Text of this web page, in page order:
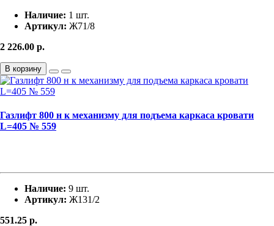
Наличие: 1 шт.
Артикул: Ж71/8
2 226.00 р.
В корзину
Газлифт 800 н к механизму для подъема каркаса кровати
L=405 № 559
Наличие: 9 шт.
Артикул: Ж131/2
551.25 р.